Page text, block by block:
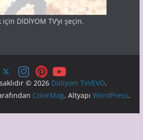
DİDİYOM TV’yi şeçin.
© 2026 Didiyom TvVEVO.
ColorMag. Altyapı WordPress.